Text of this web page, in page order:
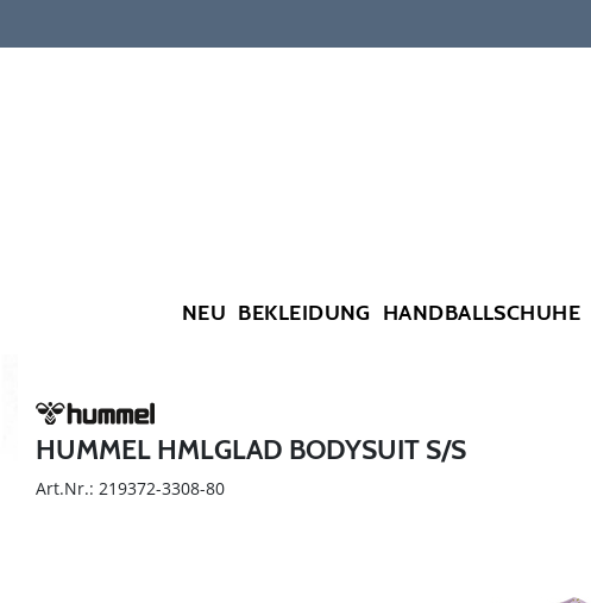
NEU BEKLEIDUNG HANDBALLSCHUHE
HUMMEL HMLGLAD BODYSUIT S/S
Art.Nr.: 219372-3308-80